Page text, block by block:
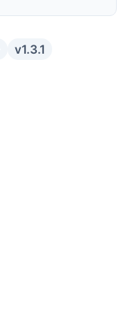
v1.3.1